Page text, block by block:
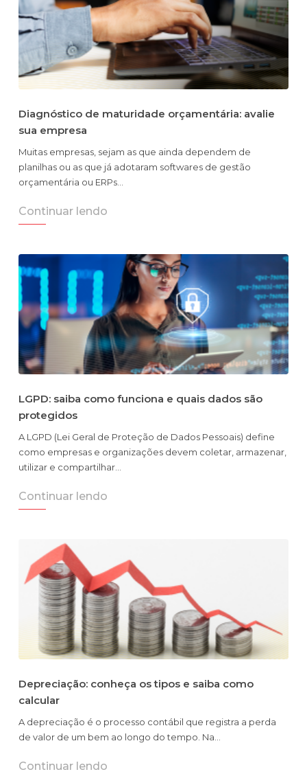
Diagnóstico de maturidade orçamentária: avalie
sua empresa
Muitas empresas, sejam as que ainda dependem de
planilhas ou as que já adotaram softwares de gestão
orçamentária ou ERPs…
Continuar lendo
LGPD: saiba como funciona e quais dados são
protegidos
A LGPD (Lei Geral de Proteção de Dados Pessoais) define
como empresas e organizações devem coletar, armazenar,
utilizar e compartilhar…
Continuar lendo
Depreciação: conheça os tipos e saiba como
calcular
A depreciação é o processo contábil que registra a perda
de valor de um bem ao longo do tempo. Na…
Continuar lendo